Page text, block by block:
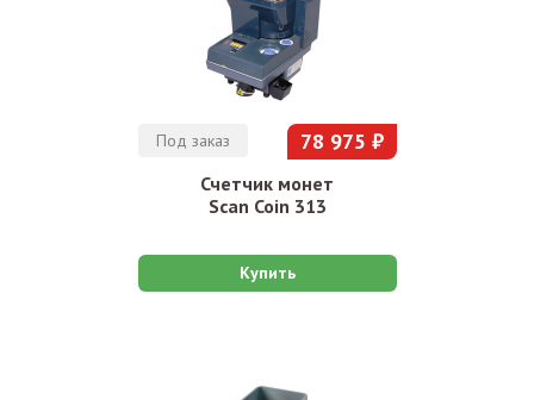
Под заказ 78 975 ₽
Счетчик монет
Scan Coin 313
Купить